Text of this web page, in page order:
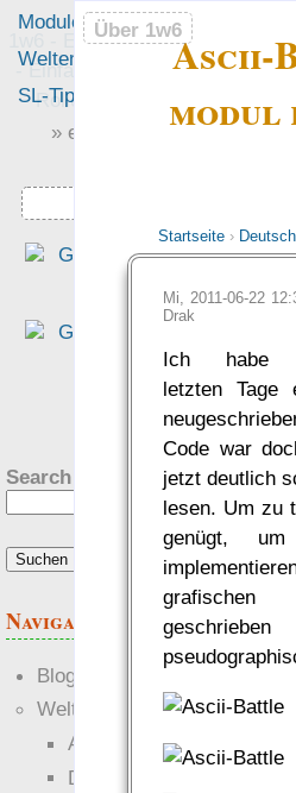
1w6 - Ein Würfel System
- Einfach saubere, freie
Rollenspiel-Regeln
Ascii-
Startseite› Deutsch
Mi, 2011-06-22
Drak
Ich habe
letzten Tage
Code war
jetzt deutlich
lesen. Um zu
genügt,
grafischen
Über 1w6
Module
Welten
Foren
SL-Tipps
» einfach saubere «
Über 1w6
Search this site:
Navigation
Blogs
Welten
Ante Portas
Die neuen Lande